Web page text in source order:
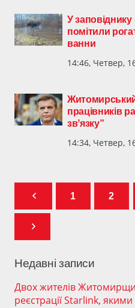
У
помітили
ванни
14:46, Четвер,
працівників
звʼязку”
14:34, Четвер,
1 2
Недавні записи
Двох жителів
реєстрації Starlink,